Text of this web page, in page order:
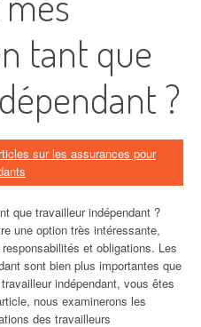
tant que
?
sur les assurances pour
que travailleur indépendant ?
une option très intéressante,
et obligations. Les
sont bien plus importantes que
indépendant, vous êtes
nous examinerons les
des travailleurs